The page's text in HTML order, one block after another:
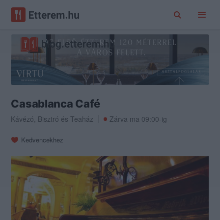
Casablanca Café
Kávézó, Bisztró ésTeaház Zárva ma 09:00-ig
Kedvencekhez